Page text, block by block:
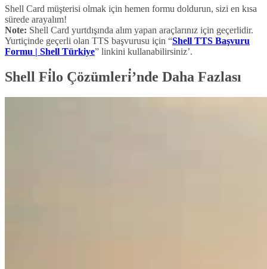
Shell Card müşterisi olmak için hemen formu doldurun, sizi en kısa
sürede arayalım!
Note: Shell Card yurtdışında alım yapan araçlarınız için geçerlidir.
Yurtiçinde geçerli olan TTS başvurusu için “Shell TTS Başvuru
Formu | Shell Türkiye” linkini kullanabilirsiniz’.
Shell Fi̇lo Çözümleri̇’nde Daha Fazlası